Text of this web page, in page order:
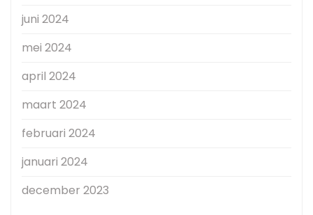
juni 2024
mei 2024
april 2024
maart 2024
februari 2024
januari 2024
december 2023